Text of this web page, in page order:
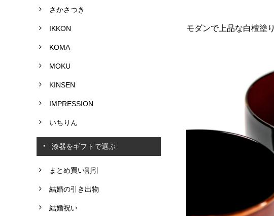
さかさつき
IKKON
KOMA
MOKU
KINSEN
IMPRESSION
いちりん
漆器をギフトで選ぶ
まとめ買い割引
結婚の引き出物
結婚祝い
モダンで上品な白檀塗り